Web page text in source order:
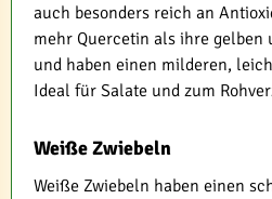
auch besonders reich an
mehr Quercetin als ihre gelben
und haben einen milderen,
Ideal für Salate und zum
Weiße Zwiebeln
Weiße Zwiebeln haben einen